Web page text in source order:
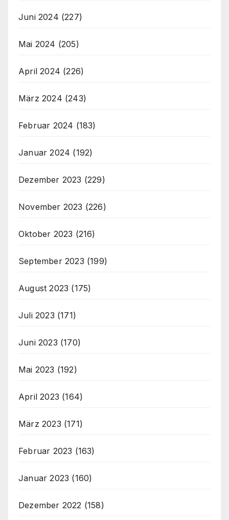
Juni 2024 (227)
Mai 2024 (205)
April 2024 (226)
März 2024 (243)
Februar 2024 (183)
Januar 2024 (192)
Dezember 2023 (229)
November 2023 (226)
Oktober 2023 (216)
September 2023 (199)
August 2023 (175)
Juli 2023 (171)
Juni 2023 (170)
Mai 2023 (192)
April 2023 (164)
März 2023 (171)
Februar 2023 (163)
Januar 2023 (160)
Dezember 2022 (158)